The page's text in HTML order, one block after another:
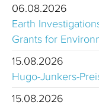
06.08.2026
Earth
Grants for
15.08.2026
Hugo-Junkers-
15.08.2026